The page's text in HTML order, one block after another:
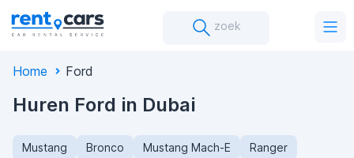
zoek
Home Ford
Huren Ford in Dubai
Mustang Bronco Mustang Mach-E Ranger